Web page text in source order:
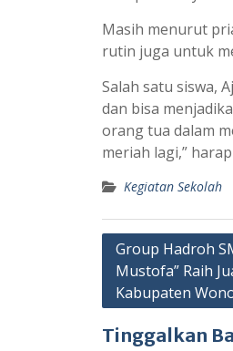
Masih menurut
rutin juga untuk
Salah satu siswa,
dan bisa
orang tua dalam
meriah lagi,”
Kegiatan Sekolah
Navigasi
pos
Group Hadroh
Mustofa” Raih
Kabupaten
Tinggalkan